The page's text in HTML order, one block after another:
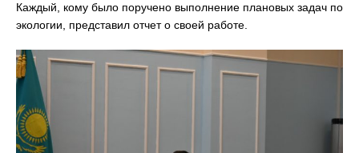
Каждый, кому было поручено выполнение плановых задач по
экологии, представил отчет о своей работе.